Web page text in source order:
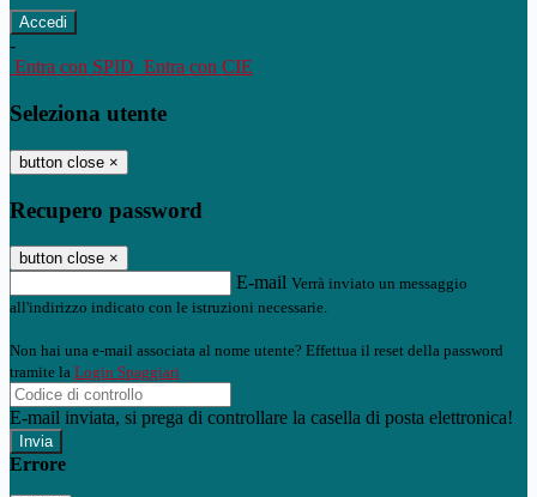
-
Entra con SPID Entra con CIE
Seleziona utente
button close ×
Recupero password
button close ×
E-mail Verrà inviato un messaggio
all'indirizzo indicato con le istruzioni necessarie.
Non hai una e-mail associata al nome utente? Effettua il reset della password
tramite la Login Spaggiari
E-mail inviata, si prega di controllare la casella di posta elettronica!
Errore